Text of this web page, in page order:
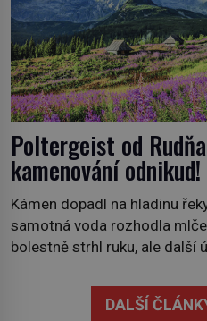
Poltergeist od
kamenování odnikud!
Kámen dopadl na hladinu
samotná voda rozhodla
bolestně strhl ruku, ale další
zachrčel starší student, ale v
nikdo, kdo by po nich mohl
DALŠÍ